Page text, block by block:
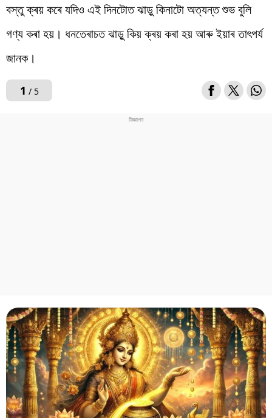
বস্তু ক্ৰয় কৰে যদিও এই দিনটোত ঝাড়ু কিনাটো অত্যন্ত শুভ বুলি
গণ্য কৰা হয়। ধনতেৰাচত ঝাড়ু কিয় ক্ৰয় কৰা হয় আৰু ইয়াৰ তাৎপৰ্য
জানক।
1 / 5